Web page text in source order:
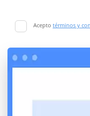
Acepto términos y